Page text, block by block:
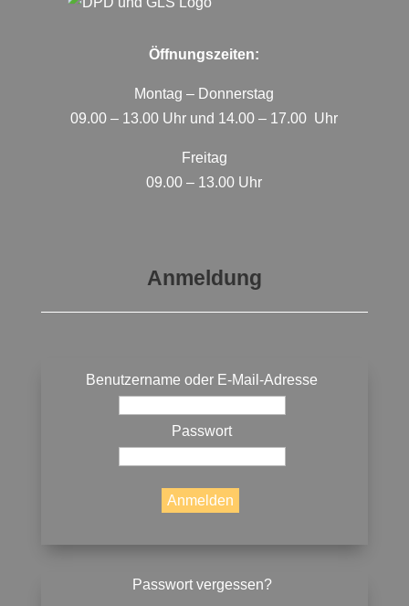
Öffnungszeiten:
Montag – Donnerstag
09.00 – 13.00 Uhr und 14.00 – 17.00 Uhr
Freitag
09.00 – 13.00 Uhr
Anmeldung
Benutzername oder E-Mail-Adresse
Passwort
Passwort vergessen?